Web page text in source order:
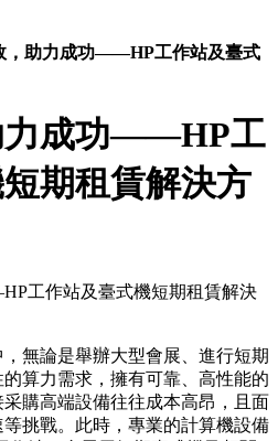
，助力成功——HP工作站及臺式
力成功——HP工
期租賃解決方
無論是舉辦大型會展、進行短期
算力需求，擁有可靠、高性能的
購高端設備往往成本高昂，且面
挑戰。此時，專業的計算機設備